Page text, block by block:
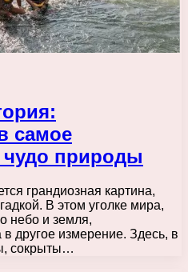
самое
природы
грандиозная картина,
В этом уголке мира,
небо и земля,
в другое измерение. Здесь, в
сокрыты…